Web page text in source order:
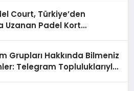
Court, Türkiye’den
Uzanan Padel Kort
Grupları Hakkında Bilmeniz
Telegram Topluluklarıyla